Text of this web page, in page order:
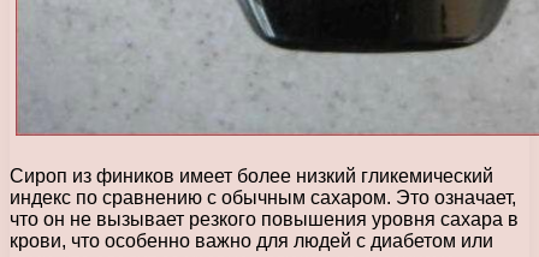
Сироп из фиников имеет более низкий гликемический
индекс по сравнению с обычным сахаром. Это означает,
что он не вызывает резкого повышения уровня сахара в
крови, что особенно важно для людей с диабетом или